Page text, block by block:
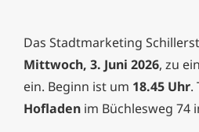
Das Stadtmarketing
Mittwoch, 3. Juni 2026, zu
ein. Beginn ist um 18.45 Uhr.
Hofladen im Büchlesweg 74